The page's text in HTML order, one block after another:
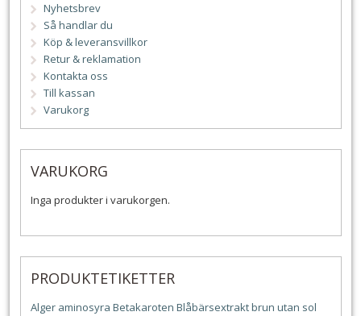
Nyhetsbrev
Så handlar du
Köp & leveransvillkor
Retur & reklamation
Kontakta oss
Till kassan
Varukorg
VARUKORG
Inga produkter i varukorgen.
PRODUKTETIKETTER
Alger aminosyra Betakaroten Blåbärsextraktbrun utan sol